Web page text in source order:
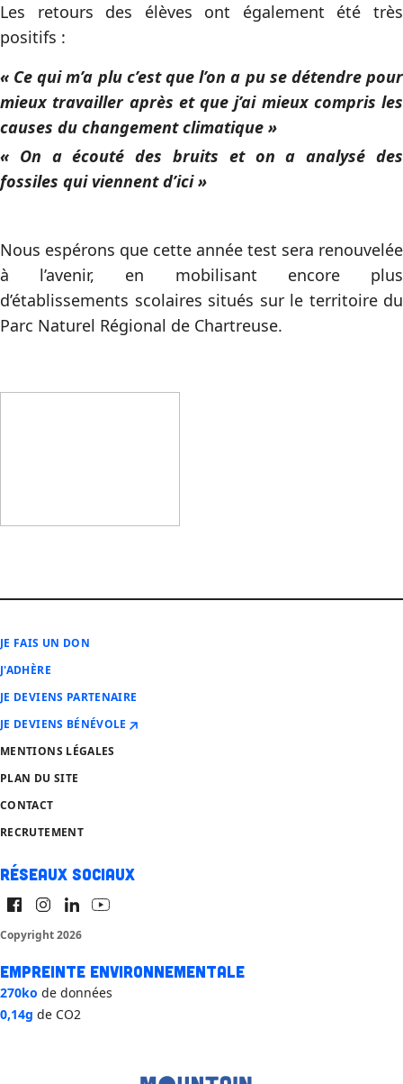
Les retours des élèves ont également été très
positifs :
« Ce qui m’a plu c’est que l’on a pu se détendre pour
mieux travailler après et que j’ai mieux compris les
causes du changement climatique »
« On a écouté des bruits et on a analysé des
fossiles qui viennent d’ici »
Nous espérons que cette année test sera renouvelée
à l’avenir, en mobilisant encore plus
d’établissements scolaires situés sur le territoire du
Parc Naturel Régional de Chartreuse.
JE FAIS UN DON
J'ADHÈRE
JE DEVIENS PARTENAIRE
JE DEVIENS BÉNÉVOLE
MENTIONS LÉGALES
PLAN DU SITE
CONTACT
RECRUTEMENT
Réseaux sociaux
Copyright 2026
Empreinte environnementale
270ko de données
0,14g de CO2